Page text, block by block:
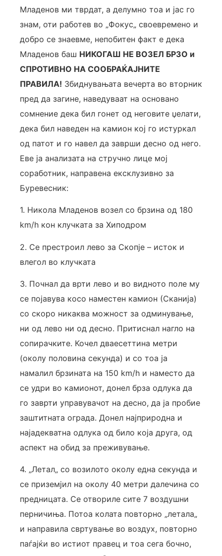
Младенов ми тврдат, а делумно тоа и јас го
знам, оти работев во „Фокус„ своевремено и
добро се знаевме, непобитен факт е дека
Младенов баш НИКОГАШ НЕ ВОЗЕЛ БРЗО и
СПРОТИВНО НА СООБРАЌАЈНИТЕ
ПРАВИЛА! Збиднувањата вечерта во вторник
пред да загине, наведуваат на основано
сомнение дека бил гонет од неговите џелати,
дека бил наведен на камион кој го истуркал
од патот и го навел да заврши десно од него.
Еве ја анализата на стручно лице мој
соработник, направена ексклузивно за
Буревесник:
1. Никола Младенов возел со брзина од 180
km/h кон клучката за Хиподром
2. Се престроил лево за Скопје – исток и
влегол во клучката
3. Почнал да врти лево и во видното поле му
се појавува косо наместен камион (Сканија)
со скоро никаква можност за одминување,
ни од лево ни од десно. Притиснал нагло на
сопирачките. Кочел дваесеттина метри
(околу половина секунда) и со тоа ја
намалил брзината на 150 km/h и наместо да
се удри во камионот, донел брза одлука да
го заврти управувачот на десно, да ја пробие
заштитната ограда. Донел најприродна и
најадекватна одлука од било која друга, од
аспект на обид за преживување.
4. „Летал„ со возилото околу една секунда и
се приземјил на околу 40 метри далечина со
предницата. Се отвориле сите 7 воздушни
перничиња. Потоа колата повторно „летала„
и направила свртување во воздух, повторно
паѓајќи во истиот правец и тоа сега бочно,